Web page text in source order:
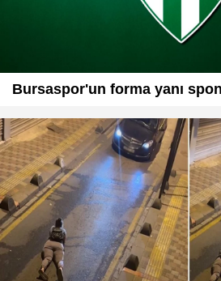
Bursaspor'un forma yanı